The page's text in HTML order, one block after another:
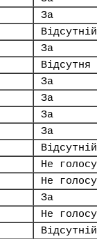
За
Відсутній
За
Відсутня
За
За
За
За
Відсутній
Не
Не
За
Не
Відсутній